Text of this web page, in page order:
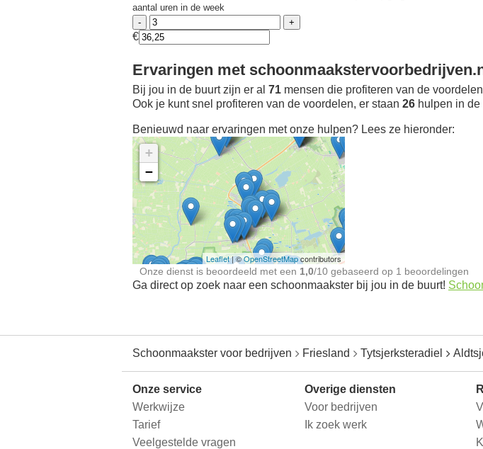
aantal uren in de week
€
Ervaringen met
Bij jou in de buurt zijn er al 71 mensen die profiteren van de
Ook je kunt snel profiteren van de voordelen, er staan 26 hulpen in
Benieuwd naar ervaringen met onze hulpen? Lees ze hieronder:
Ontdek meer ervaringen
Schoonmaakster bij
jou in de buurt
+
−
Leaflet| ©OpenStreetMapcontributors
Onze dienst is beoordeeld met een 1,0/10 gebaseerd op 1 beoordelingen
Ga direct op zoek naar een schoonmaakster bij jou in de buurt!
Schoonmaakster voor bedrijven Friesland Tytsjerksteradiel
Onze service
Werkwijze
Tarief
Veelgestelde vragen
Overige diensten
Voor bedrijven
Ik zoek werk